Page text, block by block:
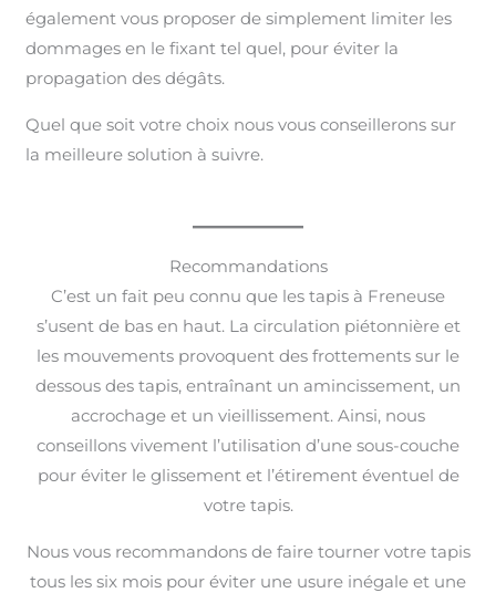
également vous proposer de simplement limiter les
dommages en le fixant tel quel, pour éviter la
propagation des dégâts.
Quel que soit votre choix nous vous conseillerons sur
la meilleure solution à suivre.
Recommandations
C’est un fait peu connu que les tapis à Freneuse
s’usent de bas en haut. La circulation piétonnière et
les mouvements provoquent des frottements sur le
dessous des tapis, entraînant un amincissement, un
accrochage et un vieillissement. Ainsi, nous
conseillons vivement l’utilisation d’une sous-couche
pour éviter le glissement et l’étirement éventuel de
votre tapis.
Nous vous recommandons de faire tourner votre tapis
tous les six mois pour éviter une usure inégale et une